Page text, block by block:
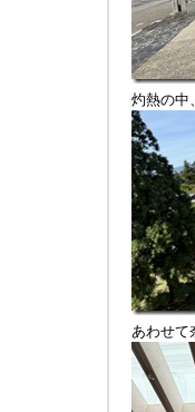
灼熱の中
あわせて